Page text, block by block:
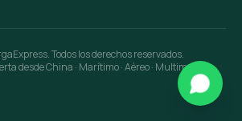
Todos los derechos reservados.
desde China · Marítimo · Aéreo · Multimodal